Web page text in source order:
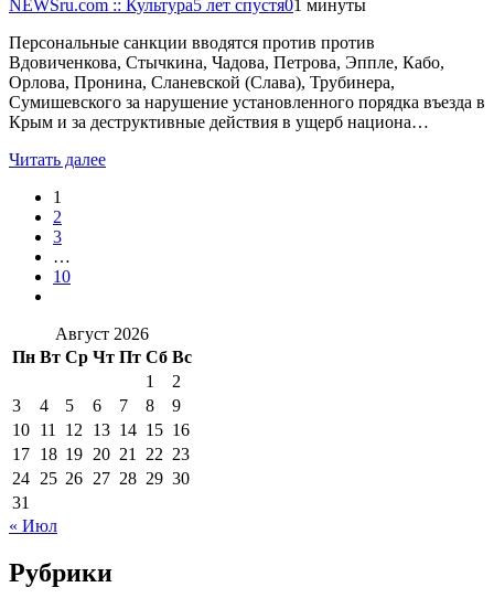
NEWSru.com :: Культура5 лет спустя01 минуты
Персональные санкции вводятся против против
Вдовиченкова, Стычкина, Чадова, Петрова, Эппле, Кабо,
Орлова, Пронина, Сланевской (Слава), Трубинера,
Сумишевского за нарушение установленного порядка въезда в
Крым и за деструктивные действия в ущерб национа…
Читать далее
1
2
3
…
10
Август 2026
Пн Вт Ср Чт Пт Сб Вс
1
2
3
4 5 6 7 8
9
10 11 12 13 14 15 16
17 18 19 20 21 22 23
24 25 26 27 28 29 30
31
« Июл
Рубрики